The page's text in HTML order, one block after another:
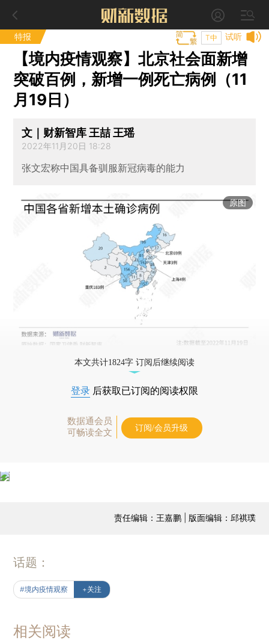
特报 试听
T中
【境内疫情观察】北京社会面新增
突破百例，新增一例死亡病例（11
月19日）
文｜财新智库 王喆 王瑶
2022年11月20日 18:28
张文宏称中国具备驯服新冠病毒的能力
原图
本文共计1824字 订阅后继续阅读
登录 后获取已订阅的阅读权限
数据通会员
可畅读全文
订阅/会员升级
责任编辑：王嘉鹏 | 版面编辑：邱祺璞
话题：
#境内疫情观察 +关注
相关阅读